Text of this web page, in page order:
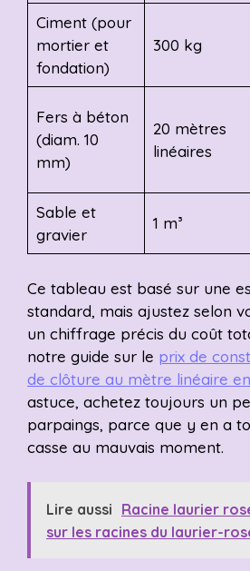
Ciment (pour
mortier et
fondation)
300 kg
Fers à béton
(diam. 10
mm)
20 mètres
linéaires
Sable et
gravier
1 m³
Ce tableau est basé sur une
standard, mais ajustez selon
un chiffrage précis du coût
notre guide sur le prix de
de clôture au mètre linéaire
astuce, achetez toujours un
parpaings, parce que y en a
casse au mauvais moment.
Lire aussi Racine laurier
sur les racines du laurier-